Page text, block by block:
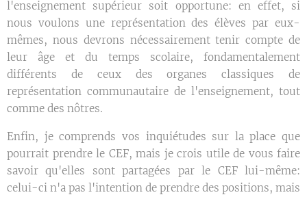
l'enseignement supérieur soit opportune: en effet, si
nous voulons une représentation des élèves par eux-
mêmes, nous devrons nécessairement tenir compte de
leur âge et du temps scolaire, fondamentalement
différents de ceux des organes classiques de
représentation communautaire de l'enseignement, tout
comme des nôtres.
Enfin, je comprends vos inquiétudes sur la place que
pourrait prendre le CEF, mais je crois utile de vous faire
savoir qu'elles sont partagées par le CEF lui-même:
celui-ci n'a pas l'intention de prendre des positions, mais